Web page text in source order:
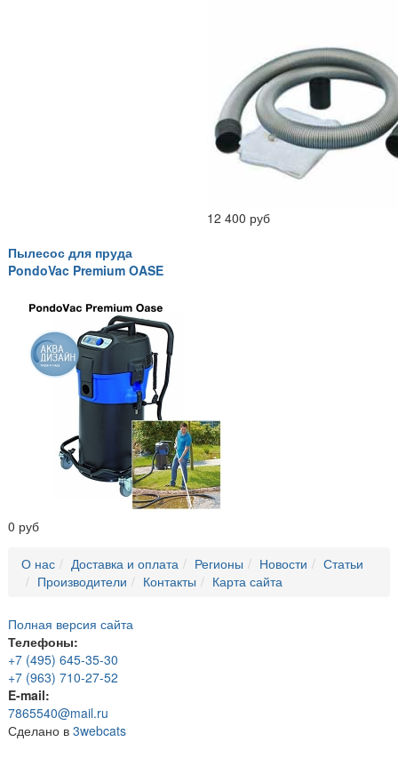
12 400 руб
Пылесос для пруда
PondoVac Premium OASE
0 руб
О нас Доставка и оплата Регионы Новости
Статьи
Производители
Контакты Карта сайта
Полная версия сайта
Телефоны:
+7 (495) 645-35-30
+7 (963) 710-27-52
E-mail:
7865540@mail.ru
Сделано в 3webcats